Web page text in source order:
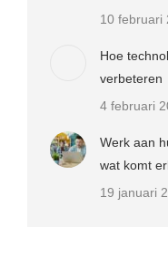
10 februari
Hoe
verbeteren
4 februari
Werk aan
wat komt
19 januari